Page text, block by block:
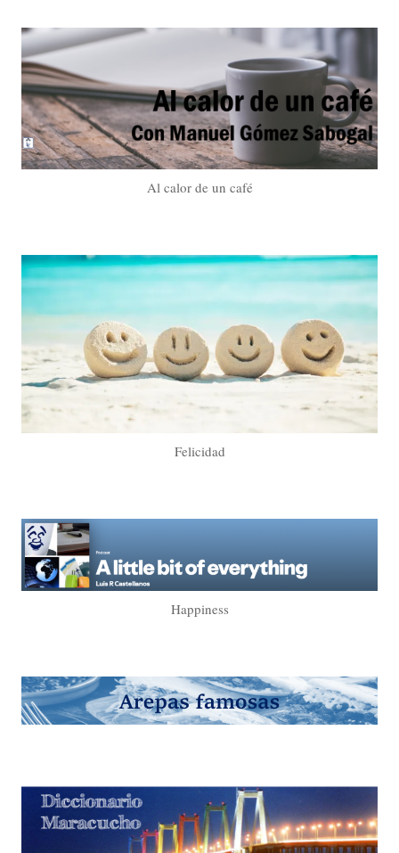
Al calor de un café
Felicidad
Happiness